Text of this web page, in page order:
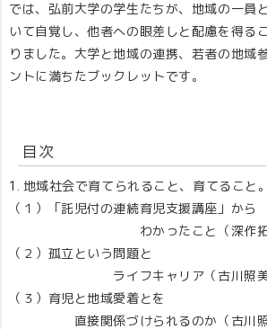
では、弘前大学の学生たちが、地域の一員
いて自覚し、他者への眼差しと配慮を得る
りました。大学と地域の連携、若者の地域
ントに満ちたブックレットです。
目次
1. 地域社会で育てられること、育てること。
（１）「託児付の連続育児支援講座」から
わかったこと（深作拓
（２）孤立という問題と
ライフキャリア（古川照美
（３）育児と地域愛着とを
直接関係づけられるのか（古川照